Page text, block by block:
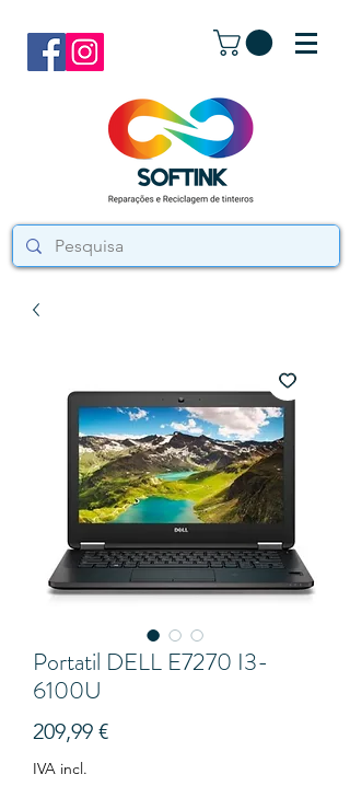
Portatil DELL E7270 I3-
6100U
209,99 €Preço
IVA incl.